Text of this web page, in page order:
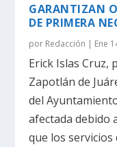
GARANTIZAN
DE PRIMERA
por Redacción | Ene
Erick Islas Cruz,
Zapotlán de
del
afectada debido
que los servicios